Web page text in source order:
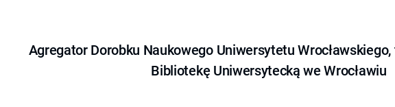
Agregator Dorobku Naukowego Uniwersytetu
Bibliotekę Uniwersytecką we Wrocławiu